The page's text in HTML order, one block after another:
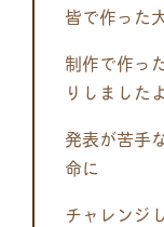
皆で作った
制作で作っ
りしました
発表が苦手
命に
チャレンジ